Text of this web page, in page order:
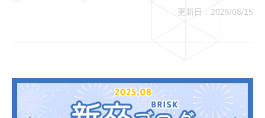
03-6659-5220
更新日：2025/08/15